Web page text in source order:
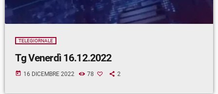
TELEGIORNALE
Tg Venerdì 16.12.2022
today 16 DICEMBRE 2022 78 2